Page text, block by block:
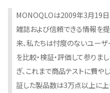
MONOQLOは2009年3月19日
雑誌および信頼できる情報を
来、私たちは忖度のないユー
を比較・検証・評価して参りま
ぎ、これまで商品テストに費や
証した製品数は3万点以上に上